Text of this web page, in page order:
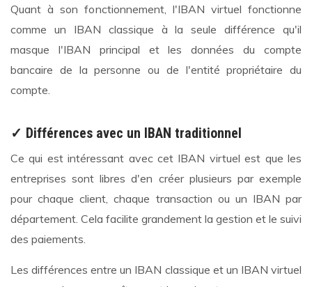
Quant à son fonctionnement, l'IBAN virtuel fonctionne
comme un IBAN classique à la seule différence qu'il
masque l'IBAN principal et les données du compte
bancaire de la personne ou de l'entité propriétaire du
compte.
✓ Différences avec un IBAN traditionnel
Ce qui est intéressant avec cet IBAN virtuel est que les
entreprises sont libres d'en créer plusieurs par exemple
pour chaque client, chaque transaction ou un IBAN par
département. Cela facilite grandement la gestion et le suivi
des paiements.
Les différences entre un IBAN classique et un IBAN virtuel